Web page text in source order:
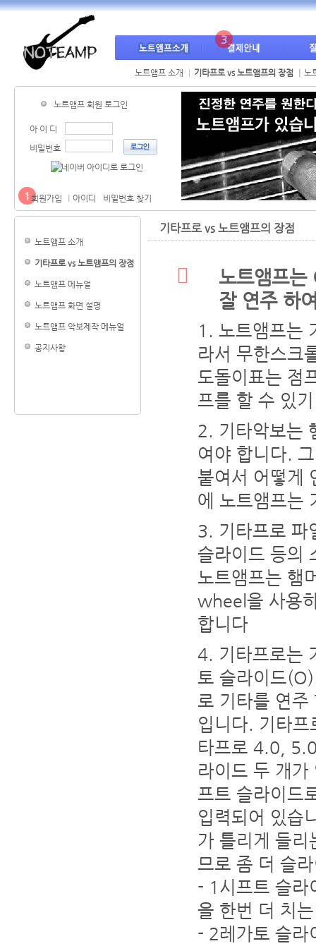
3
노트앰프 소개 기타프로 vs 노트앰프의 장점 노
노트앰프 회원 로그인
아 이 디
비밀번호
1 회원가입 아이디 비밀번호 찾기
노트앰프 소개
기타프로 vs 노트앰프의 장점
노트앰프 메뉴얼
노트앰프 화면 설명
노트앰프 악보제작 메뉴얼
공지사항
기타프로 vs 노트앰프의 장점
노트앰프
잘 연주 하
노트앰프는
라서 무한스크
도돌이표는 점
프를 할 수 있
기타악보는
여야 합니다.
붙여서 어떻게
에 노트앰프는
기타프로 파
슬라이드 등의
노트앰프는 햄
wheel을 사용
합니다
기타프로는
토 슬라이드
로 기타를 연주
입니다. 기타
타프로 4.0,
라이드 두 개
프트 슬라이드
입력되어 있습
가 틀리게 들
므로 좀 더 슬
- 1시프트 슬라
을 한번 더 치
- 2레가토 슬라